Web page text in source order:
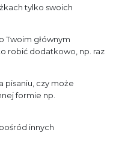
tylko swoich
Twoim głównym
robić dodatkowo, np. raz
pisaniu, czy może
formie np.
innych